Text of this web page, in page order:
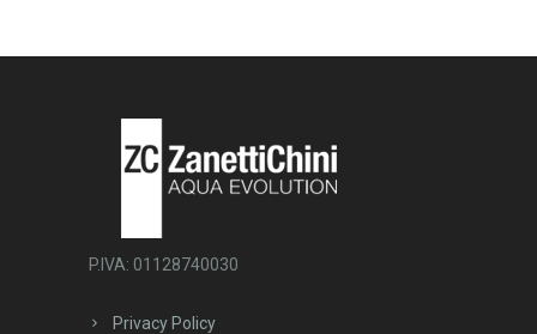
P.IVA: 01128740030
Privacy Policy